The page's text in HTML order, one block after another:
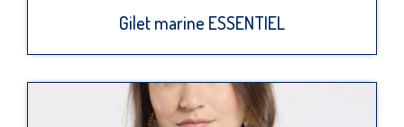
Gilet marine ESSENTIEL